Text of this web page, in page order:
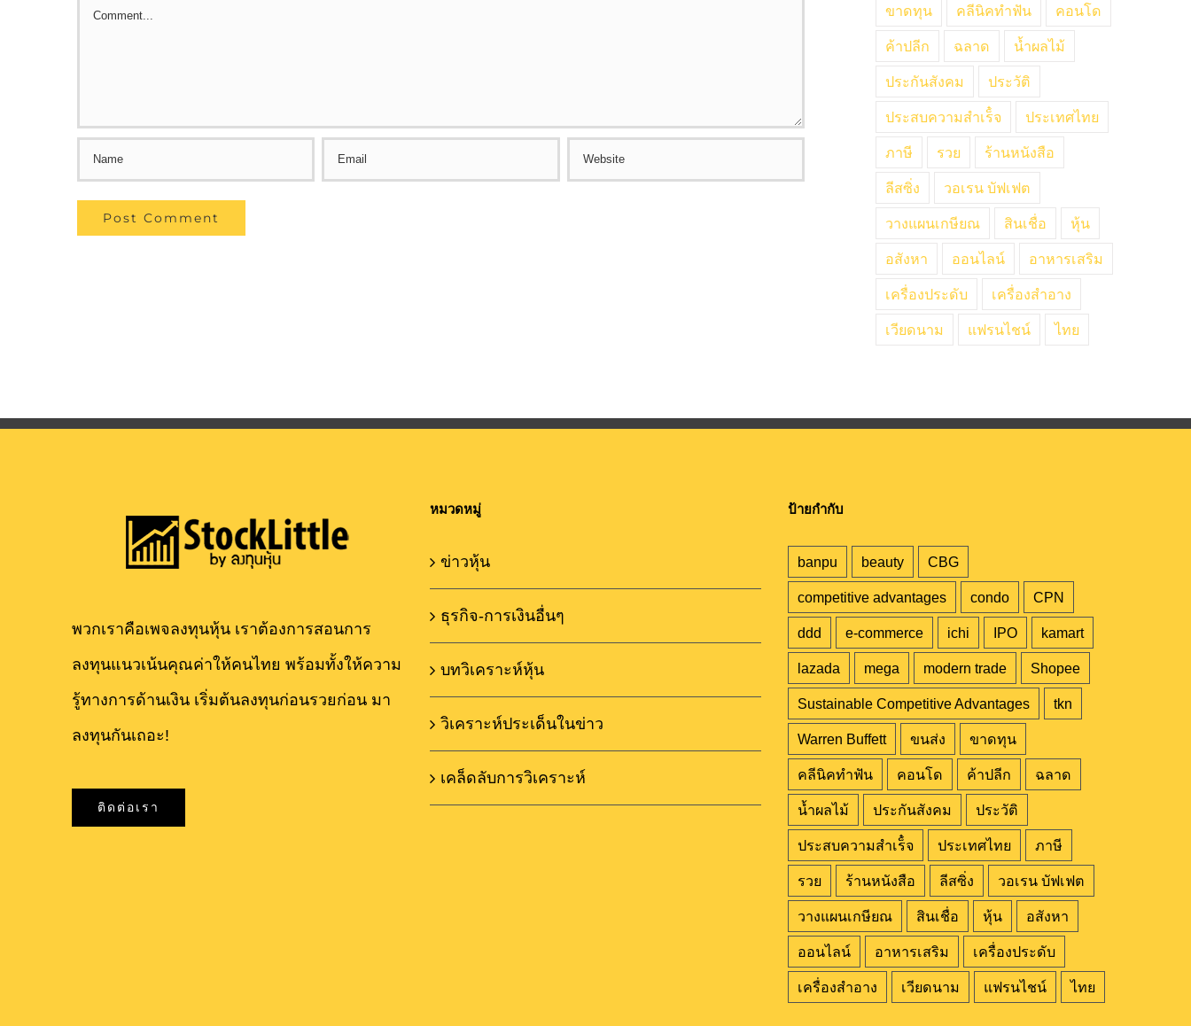
Comment ขาดทุน คลีนิคทำฟัน คอนโด
ค้าปลีก ฉลาด น้ำผลไม้
ประกันสังคม ประวัติ
ประสบความสำเร็๋จ ประเทศไทย
ภาษี รวย ร้านหนังสือ
ลีสซิ่ง วอเรน บัฟเฟต
วางแผนเกษียณ สินเชื่อ หุ้น
อสังหา ออนไลน์ อาหารเสริม
เครื่องประดับ เครื่องสำอาง
เวียดนาม แฟรนไชน์ ไทย
พวกเราคือเพจลงทุนหุ้น เราต้องการสอนการ
ลงทุนแนวเน้นคุณค่าให้คนไทย พร้อมทั้งให้ความ
รู้ทางการด้านเงิน เริ่มต้นลงทุนก่อนรวยก่อน มา
ลงทุนกันเถอะ!
ติดต่อเรา
หมวดหมู่
ข่าวหุ้น
ธุรกิจ-การเงินอื่นๆ
บทวิเคราะห์หุ้น
วิเคราะห์ประเด็นในข่าว
เคล็ดลับการวิเคราะห์
ป้ายกำกับ
banpu beauty CBG
competitive advantages condo CPN
ddd e-commerce ichi IPO kamart
lazada mega modern trade Shopee
Sustainable Competitive Advantages tkn
Warren Buffett ขนส่ง ขาดทุน
คลีนิคทำฟัน คอนโด ค้าปลีก ฉลาด
น้ำผลไม้ ประกันสังคม ประวัติ
ประสบความสำเร็๋จ ประเทศไทย ภาษี
รวย ร้านหนังสือ ลีสซิ่ง วอเรน บัฟเฟต
วางแผนเกษียณ สินเชื่อ หุ้น อสังหา
ออนไลน์ อาหารเสริม เครื่องประดับ
เครื่องสำอาง เวียดนาม แฟรนไชน์ ไทย